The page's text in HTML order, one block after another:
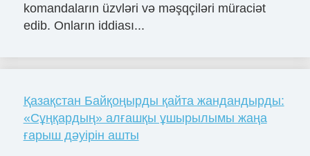
komandaların üzvləri və məşqçiləri müraciət
edib. Onların iddiası...
Қазақстан Байқоңырды қайта жандандырды:
«Сұңқардың» алғашқы ұшырылымы жаңа
ғарыш дәуірін ашты